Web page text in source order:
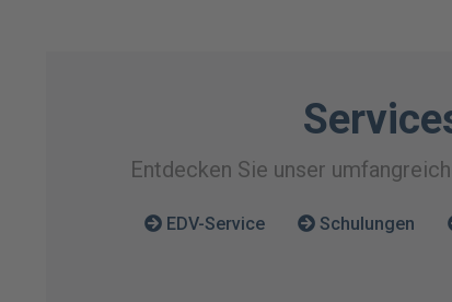
Entdecken Sie unser
EDV-Service Schulungen